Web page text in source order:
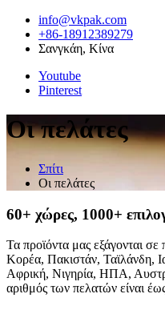
info@vkpak.com
+86-18912389279
Σανγκάη, Κίνα
Youtube
Pinterest
Οι πελάτες
Σπίτι
Οι πελάτες
60+ χώρες, 1000+
Τα προϊόντα μας εξάγονται
Κορέα, Πακιστάν, Ταϊλάνδη,
Αφρική, Νιγηρία, ΗΠΑ,
αριθμός των πελατών είναι